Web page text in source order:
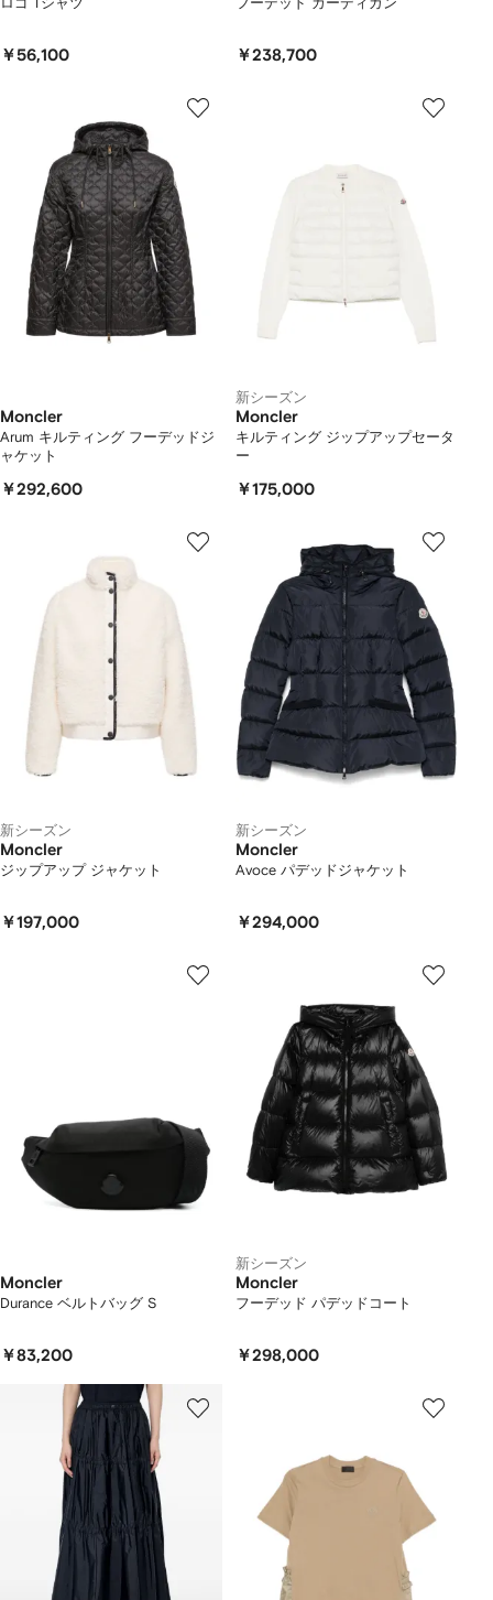
ロゴ Tシャツ
￥56,100
フーデッド カーディガン
￥238,700
Moncler
Arum キルティング フーデッドジ
ャケット
￥292,600
新シーズン
Moncler
キルティング ジップアップセータ
ー
￥175,000
新シーズン
Moncler
ジップアップ ジャケット
￥197,000
新シーズン
Moncler
Avoce パデッドジャケット
￥294,000
Moncler
Durance ベルトバッグ S
￥83,200
新シーズン
Moncler
フーデッド パデッドコート
￥298,000